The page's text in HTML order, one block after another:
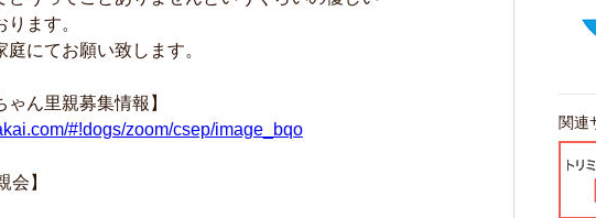
ます。
にてお願い致します。
ゃん里親募集情報】
#!dogs/zoom/csep/image_bqo
会】
関連